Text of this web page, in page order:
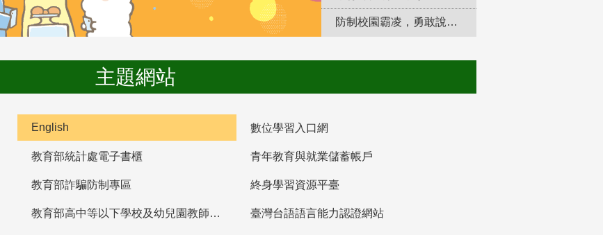
防制校園霸凌，勇敢說出來！
主題網站
English 數位學習入口網
教育部統計處電子書櫃 青年教育與就業儲蓄帳戶
教育部詐騙防制專區 終身學習資源平臺
教育部高中等以下學校及幼兒園教師資格檢定考試 臺灣台語語言能力認證網站